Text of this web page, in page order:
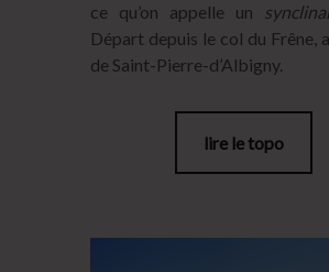
ce qu’on appelle un
Départ depuis le col du Frêne,
de Saint-Pierre-d’Albigny.
lire le topo